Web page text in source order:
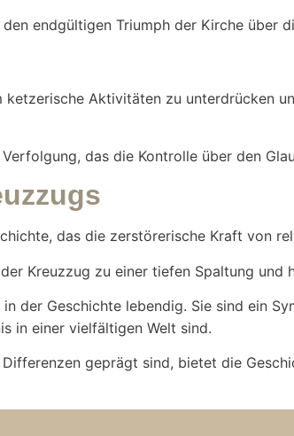
endgültigen Triumph der Kirche über
ketzerische Aktivitäten zu unterdrücken
das die Kontrolle über den
das die zerstörerische Kraft von
Kreuzzug zu einer tiefen Spaltung
der Geschichte lebendig. Sie sind ein
in einer vielfältigen Welt sind.
geprägt sind, bietet die